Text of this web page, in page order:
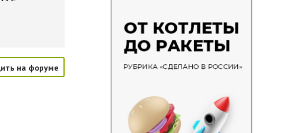
на форуме